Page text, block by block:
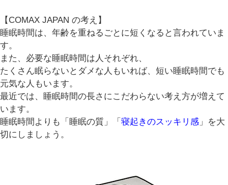
【COMAX JAPAN の考え】
睡眠時間は、年齢を重ねるごとに短くなると言われていま
す。
また、必要な睡眠時間は人それぞれ、
たくさん眠らないとダメな人もいれば、短い睡眠時間でも
元気な人もいます。
最近では、睡眠時間の長さにこだわらない考え方が増えて
います。
睡眠時間よりも「睡眠の質」「 寝起きのスッキリ感 」を大
切にしましょう。